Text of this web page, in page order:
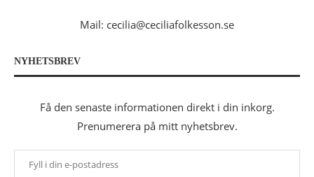
Mail: cecilia@ceciliafolkesson.se
NYHETSBREV
Få den senaste informationen direkt i din inkorg.
Prenumerera på mitt nyhetsbrev.